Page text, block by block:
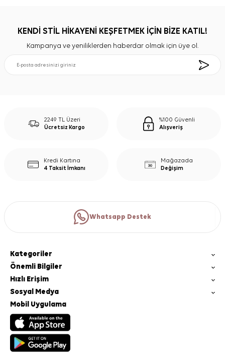
KENDİ STİL HİKAYENİ KEŞFETMEK İÇİN BİZE KATIL!
Kampanya ve yeniliklerden haberdar olmak için üye ol.
2249 TL Üzeri
Ücretsiz Kargo
%100 Güvenli
Alışveriş
Kredi Kartına
4 Taksit İmkanı
Mağazada
Değişim
Whatsapp Destek
Kategoriler
Önemli Bilgiler
Hızlı Erişim
Sosyal Medya
Mobil Uygulama